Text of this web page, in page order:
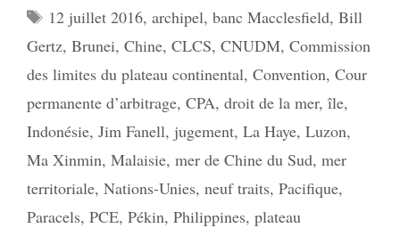
Étiquettes
12 juillet 2016, archipel, banc Macclesfield, Bill
Gertz, Brunei, Chine, CLCS, CNUDM, Commission
des limites du plateau continental, Convention, Cour
permanente d’arbitrage, CPA, droit de la mer, île,
Indonésie, Jim Fanell, jugement, La Haye, Luzon,
Ma Xinmin, Malaisie, mer de Chine du Sud, mer
territoriale, Nations-Unies, neuf traits, Pacifique,
Paracels, PCE, Pékin, Philippines, plateau